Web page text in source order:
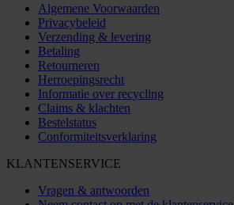
Algemene Voorwaarden
Privacybeleid
Verzending & levering
Betaling
Retourneren
Herroepingsrecht
Informatie over recycling
Claims & klachten
Bestelstatus
Conformiteitsverklaring
KLANTENSERVICE
Vragen & antwoorden